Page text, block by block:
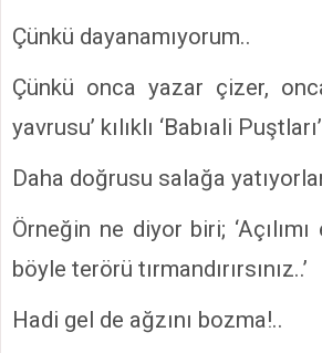
Çünkü dayanamıyorum..
Çünkü onca yazar çizer,
yavrusu’ kılıklı ‘Babıali
Daha doğrusu salağa
Örneğin ne diyor biri;
böyle terörü tırmandırırsınız..’
Hadi gel de ağzını bozma!..